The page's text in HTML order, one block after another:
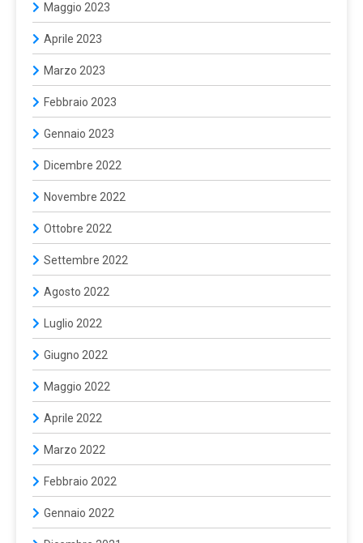
Maggio 2023
Aprile 2023
Marzo 2023
Febbraio 2023
Gennaio 2023
Dicembre 2022
Novembre 2022
Ottobre 2022
Settembre 2022
Agosto 2022
Luglio 2022
Giugno 2022
Maggio 2022
Aprile 2022
Marzo 2022
Febbraio 2022
Gennaio 2022